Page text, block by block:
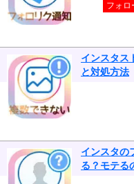
フォロ
インスタス
と対処方法
インスタの
る？モテる